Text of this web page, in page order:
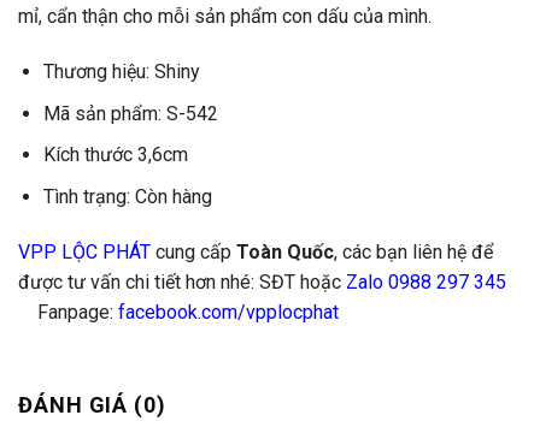
mỉ, cẩn thận cho mỗi sản phẩm con dấu của mình.
Thương hiệu: Shiny
Mã sản phẩm: S-542
Kích thước 3,6cm
Tình trạng: Còn hàng
VPP LỘC PHÁT cung cấp Toàn Quốc, các bạn liên hệ để
được tư vấn chi tiết hơn nhé: SĐT hoặc Zalo 0988 297 345
Fanpage: facebook.com/vpplocphat
ĐÁNH GIÁ (0)